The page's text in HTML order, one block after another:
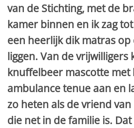
van de Stichting, met de
kamer binnen en ik zag
een heerlijk dik matras
liggen. Van de vrijwilligers
knuffelbeer mascotte met
ambulance tenue aan en
zo heten als de vriend
die net in de familie is.